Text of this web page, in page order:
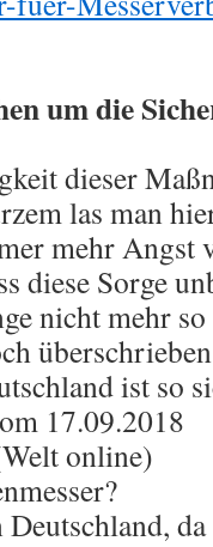
um die
dieser
las man
mehr
diese Sorge
nicht mehr
ist so
17.09.2018
online)